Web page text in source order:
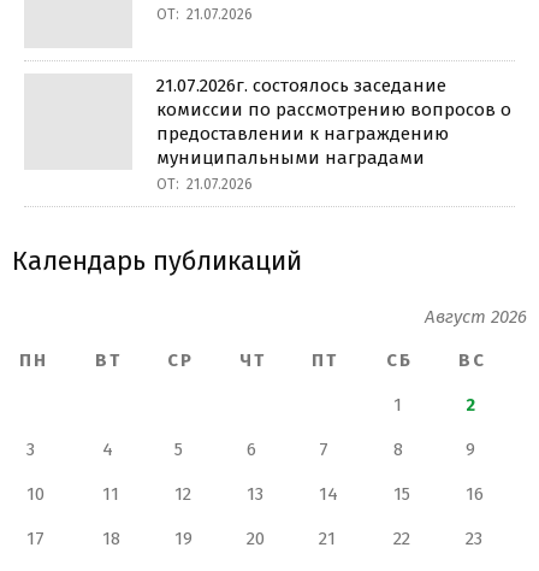
ОТ: 21.07.2026
21.07.2026г. состоялось заседание
комиссии по рассмотрению вопросов о
предоставлении к награждению
муниципальными наградами
ОТ: 21.07.2026
Календарь публикаций
Август 2026
ПН
ВТ СР ЧТ ПТ СБ ВС
1 2
3 4 5 6 7 8 9
10 11 12 13 14 15 16
17 18 19 20 21 22 23